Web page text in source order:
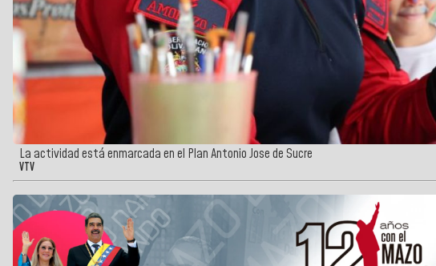
La actividad está enmarcada en el Plan Antonio Jose de Sucre
VTV